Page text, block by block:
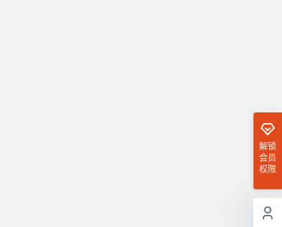
解锁
会员
权限